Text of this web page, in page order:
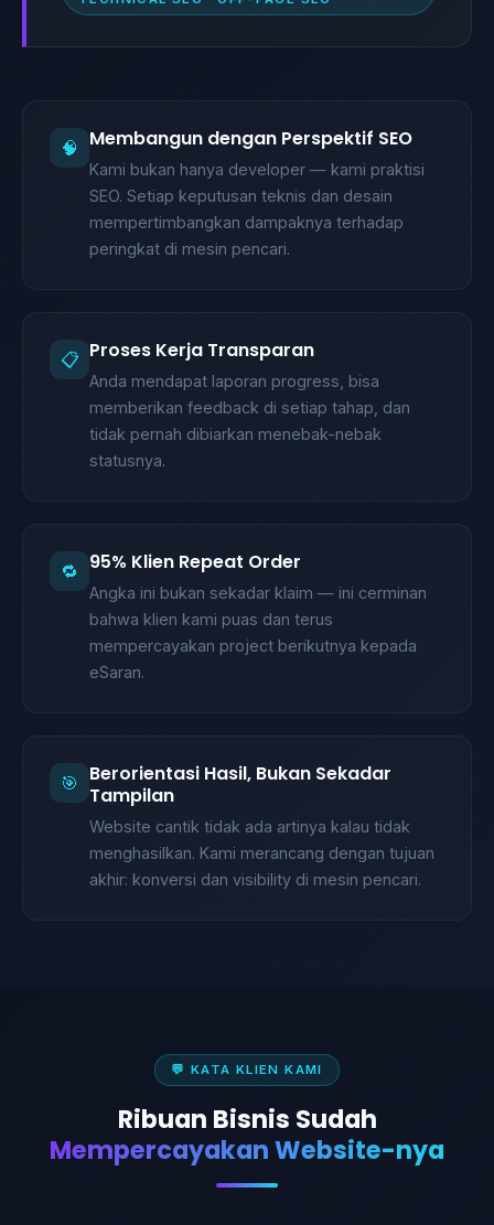
🧠 Membangun dengan Perspektif SEO
Kami bukan hanya developer — kami praktisi
SEO. Setiap keputusan teknis dan desain
mempertimbangkan dampaknya terhadap
peringkat di mesin pencari.
📋 Proses Kerja Transparan
Anda mendapat laporan progress, bisa
memberikan feedback di setiap tahap, dan
tidak pernah dibiarkan menebak-nebak
statusnya.
🔁 95% Klien Repeat Order
Angka ini bukan sekadar klaim — ini cerminan
bahwa klien kami puas dan terus
mempercayakan project berikutnya kepada
eSaran.
🎯
Berorientasi Hasil, Bukan Sekadar
Tampilan
Website cantik tidak ada artinya kalau tidak
menghasilkan. Kami merancang dengan tujuan
akhir: konversi dan visibility di mesin pencari.
💬 KATA KLIEN KAMI
Ribuan Bisnis Sudah
Mempercayakan Website-nya